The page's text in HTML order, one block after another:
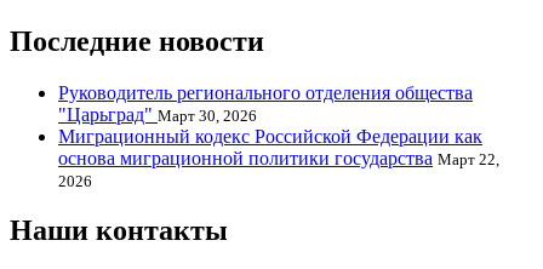
Последние новости
Руководитель регионального отделения общества
"Царьград" Март 30, 2026
Миграционный кодекс Российской Федерации как
основа миграционной политики государства Март 22,
2026
Наши контакты